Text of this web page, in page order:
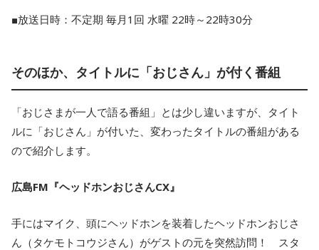
■放送日時：不定期 毎月1回 水曜 22時～22時30分
そのほか、タイトルに「おじさん」が付く番組
「おじさまが一人で語る番組」とは少し違いますが、タイト
ルに「おじさん」が付いた、変わったタイトルの番組がある
ので紹介します。
広島FM『ヘッドホンおじさんCX』
手にはマイク、頭にヘッドホンを装着したヘッドホンおじさ
ん（タケモトコウジさん）がゲストの元を突然訪問！ スタ